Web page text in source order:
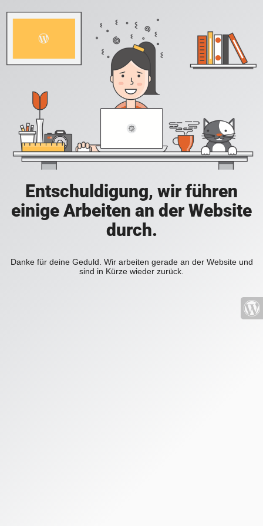
Entschuldigung, wir führen
einige Arbeiten an der Website
durch.
Danke für deine Geduld. Wir arbeiten gerade an der Website und
sind in Kürze wieder zurück.